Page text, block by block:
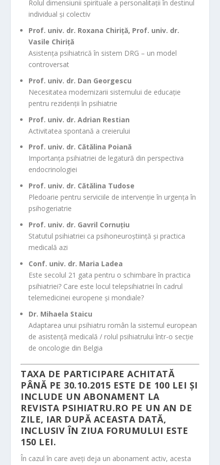
Rolul dimensiunii spirituale a personalitații în destinul
individual și colectiv
Prof. univ. dr. Roxana Chiriță, Prof. univ. dr.
Vasile Chiriță
Asistența psihiatrică în sistem DRG – un model
controversat
Prof. univ. dr. Dan Georgescu
Necesitatea modernizarii sistemului de educație
pentru rezidenții în psihiatrie
Prof. univ. dr. Adrian Restian
Activitatea spontană a creierului
Prof. univ. dr. Cătălina Poiană
Importanța psihiatriei de legatură din perspectiva
endocrinologiei
Prof. univ. dr. Cătălina Tudose
Pledoarie pentru serviciile de intervenție în urgența în
psihogeriatrie
Prof. univ. dr. Gavril Cornuțiu
Statutul psihiatriei ca psihoneuroștiință și practica
medicală azi
Conf. univ. dr. Maria Ladea
Este secolul 21 gata pentru o schimbare în practica
psihiatriei? Care este locul telepsihiatriei în cadrul
telemedicinei europene și mondiale?
Dr. Mihaela Staicu
Adaptarea unui psihiatru român la sistemul european
de asistență medicală / rolul psihiatrului într-o secție
de oncologie din Belgia
TAXA DE PARTICIPARE ACHITATĂ
PÂNĂ PE 30.10.2015 ESTE DE 100 LEI ȘI
INCLUDE UN ABONAMENT LA
REVISTA PSIHIATRU.RO PE UN AN DE
ZILE, IAR DUPĂ ACEASTA DATĂ,
INCLUSIV ÎN ZIUA FORUMULUI ESTE
150 LEI.
În cazul în care aveți deja un abonament activ, acesta